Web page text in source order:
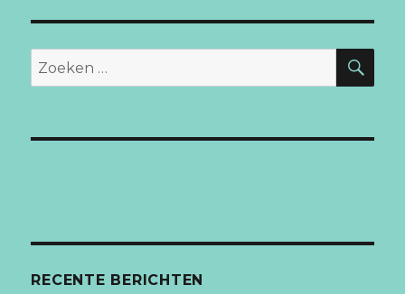
Zoeken
naar:
RECENTE BERICHTEN